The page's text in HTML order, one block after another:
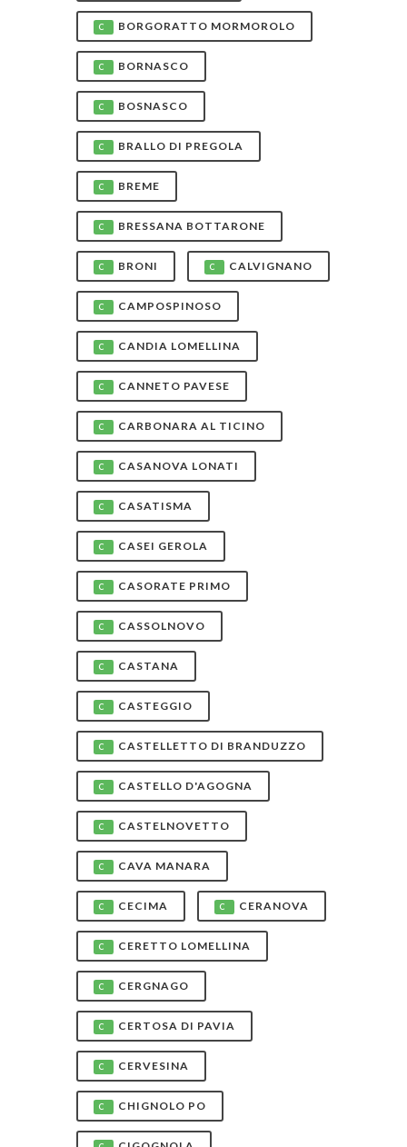
C BORGORATTO MORMOROLO
C BORNASCO
C BOSNASCO
C BRALLO DI PREGOLA
C BREME
C BRESSANA BOTTARONE
C BRONI C CALVIGNANO
C CAMPOSPINOSO
C CANDIA LOMELLINA
C CANNETO PAVESE
C CARBONARA AL TICINO
C CASANOVA LONATI
C CASATISMA
C CASEI GEROLA
C CASORATE PRIMO
C CASSOLNOVO
C CASTANA
C CASTEGGIO
C CASTELLETTO DI BRANDUZZO
C CASTELLO D'AGOGNA
C CASTELNOVETTO
C CAVA MANARA
C CECIMA C CERANOVA
C CERETTO LOMELLINA
C CERGNAGO
C CERTOSA DI PAVIA
C CERVESINA
C CHIGNOLO PO